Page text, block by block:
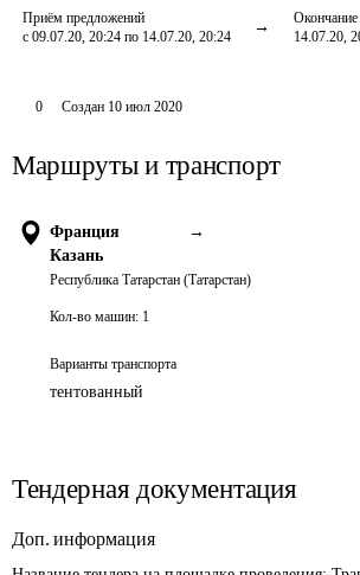
Приём предложений
с 09.07.20, 20:24 по 14.07.20, 20:24
Окончание
14.07.20,
0 Создан 10 июл 2020
Маршруты и транспорт
Франция
→
Казань
Республика Татарстан (Татарстан)
Кол-во машин: 1
Варианты транспорта
тентованный
Тендерная документация
Доп. информация